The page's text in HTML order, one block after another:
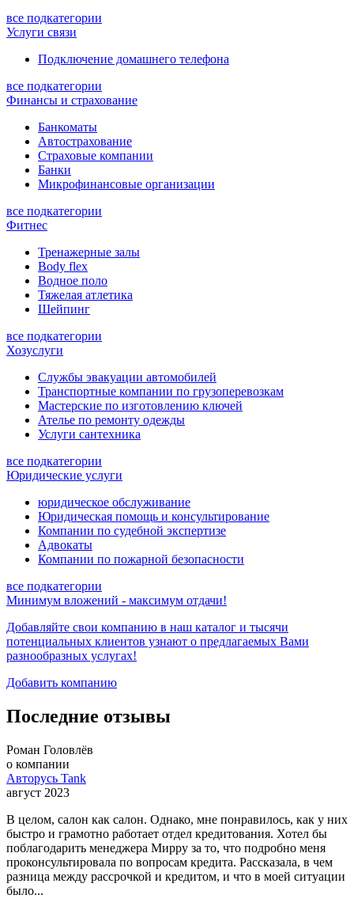
все подкатегории
Услуги связи
Подключение домашнего телефона
все подкатегории
Финансы и страхование
Банкоматы
Автострахование
Страховые компании
Банки
Микрофинансовые организации
все подкатегории
Фитнес
Тренажерные залы
Body flex
Водное поло
Тяжелая атлетика
Шейпинг
все подкатегории
Хозуслуги
Службы эвакуации автомобилей
Транспортные компании по грузоперевозкам
Мастерские по изготовлению ключей
Ателье по ремонту одежды
Услуги сантехника
все подкатегории
Юридические услуги
юридическое обслуживание
Юридическая помощь и консультирование
Компании по судебной экспертизе
Адвокаты
Компании по пожарной безопасности
все подкатегории
Минимум вложений - максимум отдачи!
Добавляйте свои компанию в наш каталог и тысячи
потенциальных клиентов узнают о предлагаемых Вами
разнообразных услугах!
Добавить компанию
Последние отзывы
Роман Головлёв
о компании
Авторусь Tank
август 2023
В целом, салон как салон. Однако, мне понравилось, как у них
быстро и грамотно работает отдел кредитования. Хотел бы
поблагодарить менеджера Мирру за то, что подробно меня
проконсультировала по вопросам кредита. Рассказала, в чем
разница между рассрочкой и кредитом, и что в моей ситуации
было...